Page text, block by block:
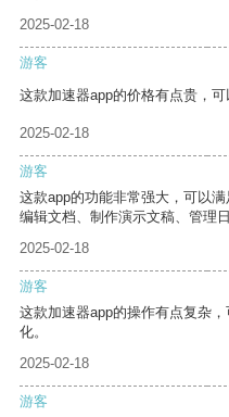
2025-02-18
游客
这款加速器app的价格有点贵，
2025-02-18
游客
这款app的功能非常强大，可以
编辑文档、制作演示文稿、管理日
2025-02-18
游客
这款加速器app的操作有点复杂
化。
2025-02-18
游客